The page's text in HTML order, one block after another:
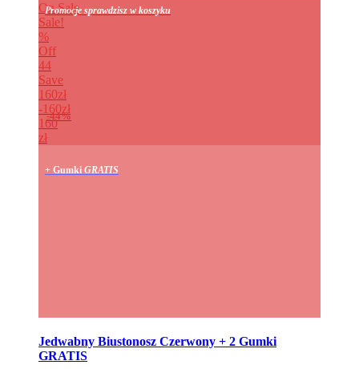
On Sale
Sale!
%
Off
44
Save
160zł
160zł
44%
160
zł
Promocje sprawdzisz w koszyku
+ Gumki GRATIS
Jedwabny Biustonosz Czerwony + 2 Gumki
GRATIS